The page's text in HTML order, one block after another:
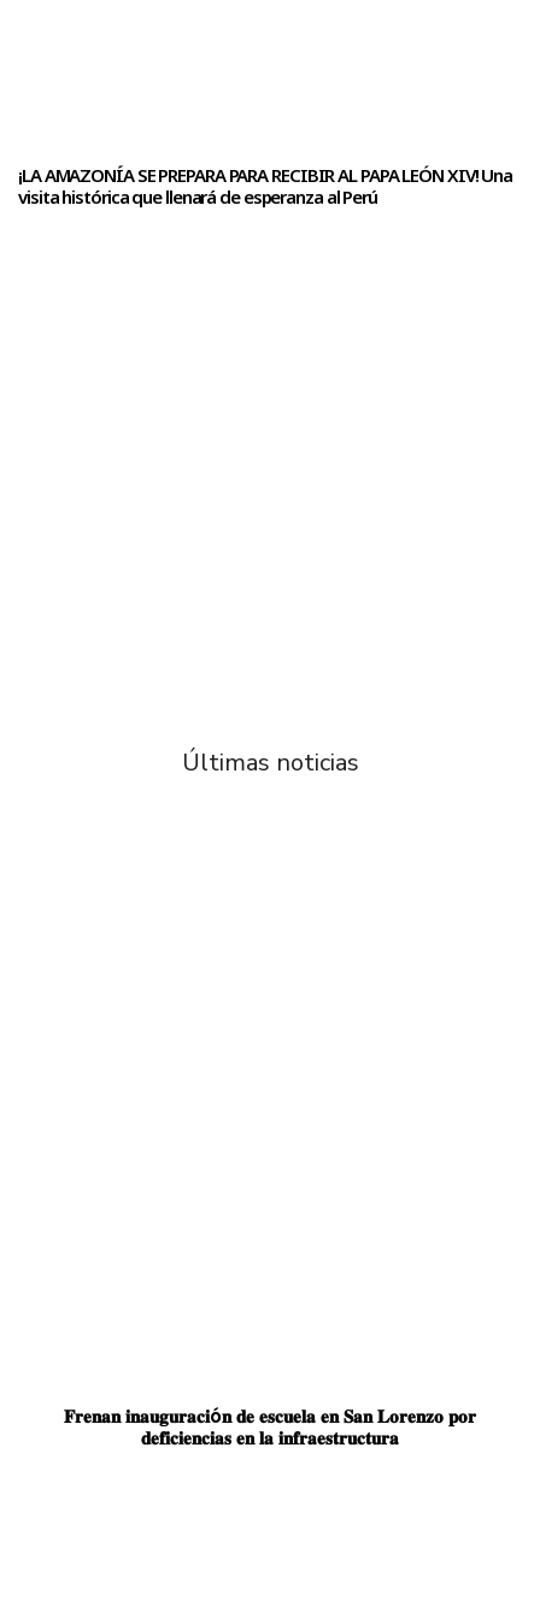
¡LA AMAZONÍA SE PREPARA PARA RECIBIR AL PAPA LEÓN XIV! Una
visita histórica que llenará de esperanza al Perú
Últimas noticias
𝐅𝐫𝐞𝐧𝐚𝐧 𝐢𝐧𝐚𝐮𝐠𝐮𝐫𝐚𝐜𝐢ó𝐧 𝐝𝐞 𝐞𝐬𝐜𝐮𝐞𝐥𝐚 𝐞𝐧 𝐒𝐚𝐧 𝐋𝐨𝐫𝐞𝐧𝐳𝐨 𝐩𝐨𝐫
𝐝𝐞𝐟𝐢𝐜𝐢𝐞𝐧𝐜𝐢𝐚𝐬 𝐞𝐧 𝐥𝐚 𝐢𝐧𝐟𝐫𝐚𝐞𝐬𝐭𝐫𝐮𝐜𝐭𝐮𝐫𝐚